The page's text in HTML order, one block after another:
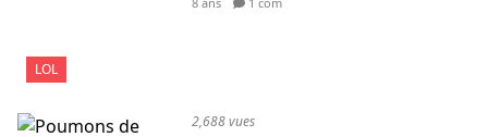
LOL
2,688 vues